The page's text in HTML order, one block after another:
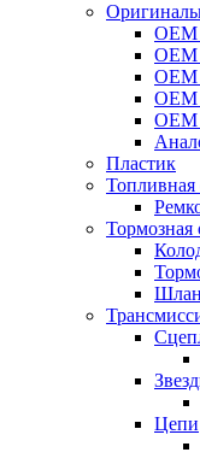
Пластик
Топливная
Тормозная
Цепи